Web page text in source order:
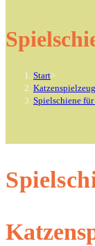
Start>
Katzenspielzeug
Spielschiene